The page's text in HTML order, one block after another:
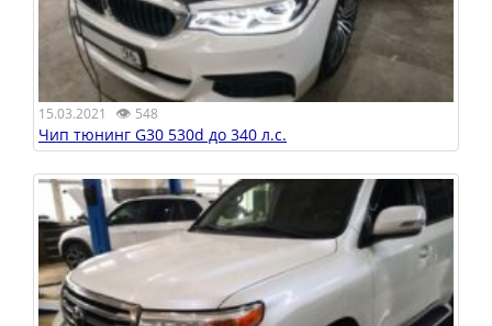
15.03.2021 👁 548
Чип тюнинг G30 530d до 340 л.с.